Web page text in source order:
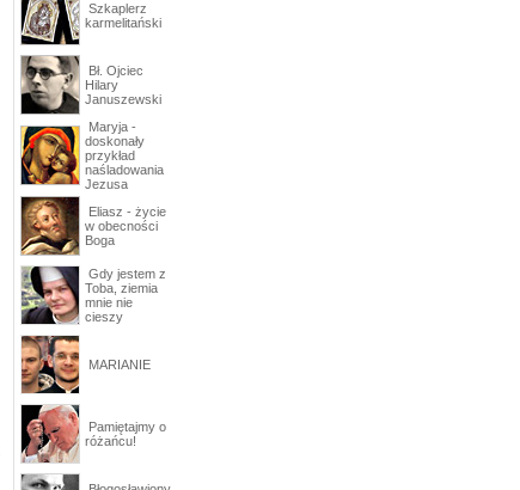
Szkaplerz
karmelitański
Bł. Ojciec
Hilary
Januszewski
Maryja -
doskonały
przykład
naśladowania
Jezusa
Eliasz - życie
w obecności
Boga
Gdy jestem z
Toba, ziemia
mnie nie
cieszy
MARIANIE
Pamiętajmy o
różańcu!